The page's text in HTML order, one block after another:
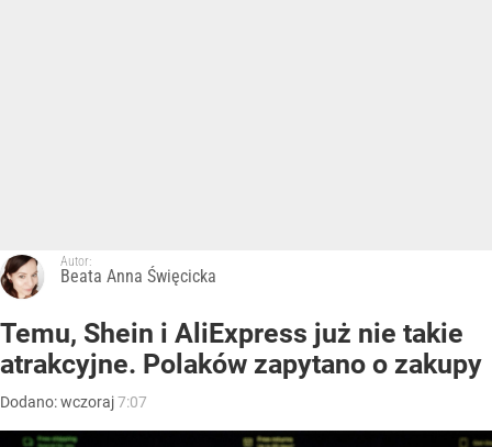
Autor:
Beata Anna Święcicka
Temu, Shein i AliExpress już nie takie
atrakcyjne. Polaków zapytano o zakupy
Dodano:wczoraj7:07